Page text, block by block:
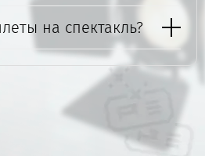
на спектакль?